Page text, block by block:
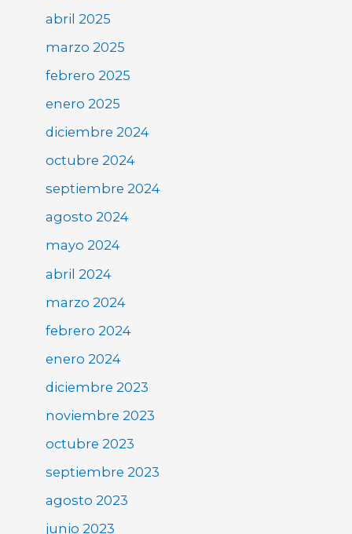
abril 2025
marzo 2025
febrero 2025
enero 2025
diciembre 2024
octubre 2024
septiembre 2024
agosto 2024
mayo 2024
abril 2024
marzo 2024
febrero 2024
enero 2024
diciembre 2023
noviembre 2023
octubre 2023
septiembre 2023
agosto 2023
junio 2023